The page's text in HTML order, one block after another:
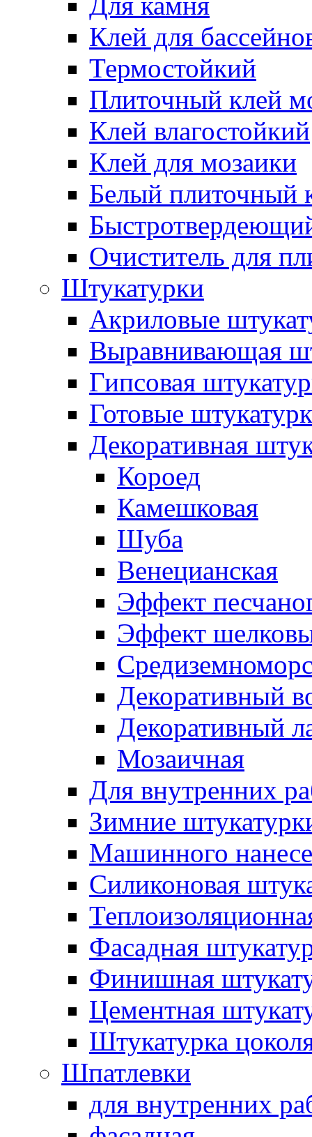
Клей для
Термостойкий
Плиточный клей
Клей влагостойкий
Клей для мозаики
Белый плиточный
Очиститель для
Штукатурки
Акриловые
Выравнивающая
Гипсовая
Готовые
Декоративная
Короед
Камешковая
Шуба
Венецианская
Эффект
Эффект
Декоративный
Декоративный
Мозаичная
Для внутренних
Зимние
Машинного
Силиконовая
Фасадная
Финишная
Цементная
Штукатурка
Шпатлевки
для внутренних